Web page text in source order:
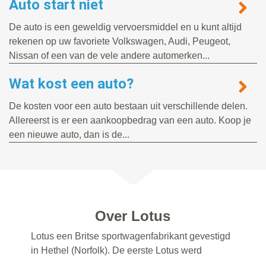
Auto start niet
De auto is een geweldig vervoersmiddel en u kunt altijd
rekenen op uw favoriete Volkswagen, Audi, Peugeot,
Nissan of een van de vele andere automerken...
Wat kost een auto?
De kosten voor een auto bestaan uit verschillende delen.
Allereerst is er een aankoopbedrag van een auto. Koop je
een nieuwe auto, dan is de...
Over Lotus
Lotus een Britse sportwagenfabrikant gevestigd
in Hethel (Norfolk). De eerste Lotus werd